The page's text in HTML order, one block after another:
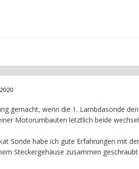
gemacht, wenn die 1. Lambdasonde
Motorumbauten letztlich beide
Sonde habe ich gute Erfahrungen mit
Steckergehäuse zusammen